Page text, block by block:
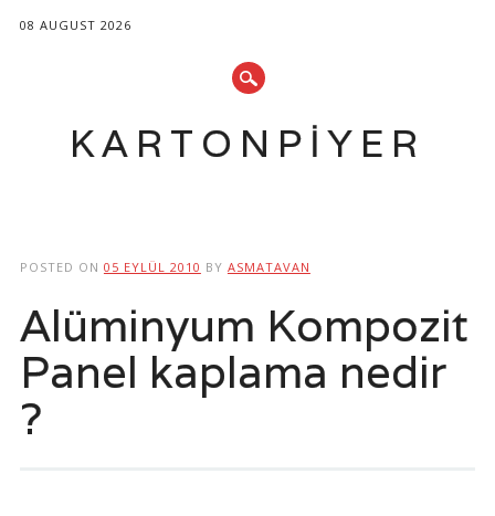
08 AUGUST 2026
KARTONPIYER
POSTED ON 05 EYLÜL 2010 BY ASMATAVAN
Alüminyum Kompozit
Panel kaplama nedir
?